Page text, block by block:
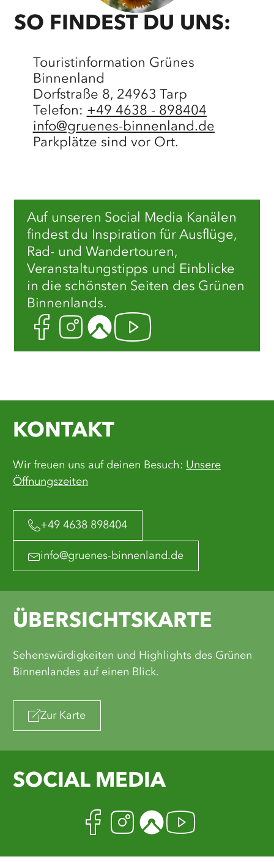
tourismus.de/MOCANOX
SO FINDEST DU UNS:
Touristinformation Grünes
Binnenland
Dorfstraße 8, 24963 Tarp
Telefon: +49 4638 - 898404
info@gruenes-binnenland.de
Parkplätze sind vor Ort.
Auf unseren Social Media Kanälen
findest du Inspiration für Ausflüge,
Rad- und Wandertouren,
Veranstaltungstipps und Einblicke
in die schönsten Seiten des Grünen
Binnenlands.
FacebookInstagram
KomootYoutube
KONTAKT
Wir freuen uns auf deinen Besuch: Unsere
Öffnungszeiten
+49 4638 898404
info@gruenes-binnenland.de
ÜBERSICHTSKARTE
Sehenswürdigkeiten und Highlights des Grünen
Binnenlandes auf einen Blick.
Zur Karte
SOCIAL MEDIA
Facebook
Instagram
Komoot